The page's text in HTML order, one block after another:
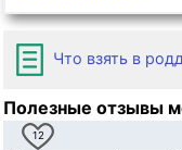
Что взять в
Полезные отзывы
12